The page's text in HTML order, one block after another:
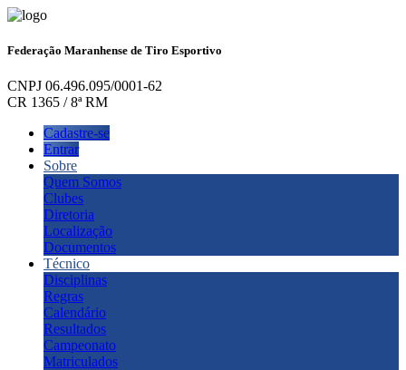
Federação Maranhense de Tiro Esportivo
CNPJ 06.496.095/0001-62
CR 1365 / 8ª RM
Cadastre-se
Entrar
Sobre
Quem Somos
Clubes
Diretoria
Localização
Documentos
Técnico
Disciplinas
Regras
Calendário
Resultados
Campeonato
Matriculados